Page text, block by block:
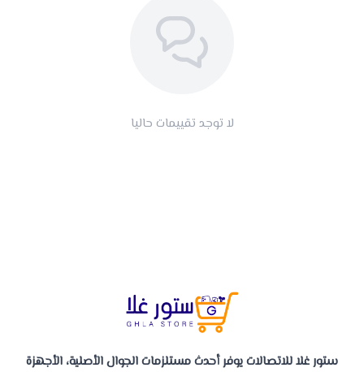
لا توجد تقييمات حاليا
ستور غلا للاتصالات يوفر أحدث مستلزمات الجوال الأصلية، الأجهزة